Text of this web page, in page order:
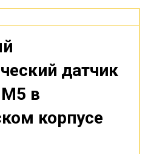
датчик
в
корпусе